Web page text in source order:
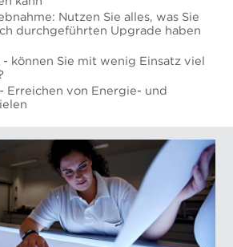
Nutzen Sie alles, was Sie
durchgeführten Upgrade haben
können Sie mit wenig Einsatz viel
Erreichen von Energie- und